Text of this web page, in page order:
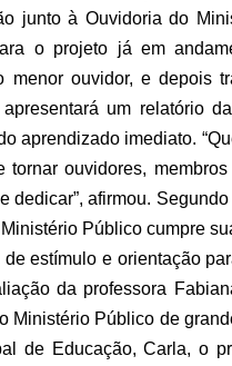
junto à Ouvidoria do
o projeto já em
menor ouvidor, e depois
um relatório
aprendizado imediato.
tornar ouvidores,
dedicar”, afirmou.
Público cumpre
estímulo e orientação
da professora
Ministério Público de
de Educação, Carla, o